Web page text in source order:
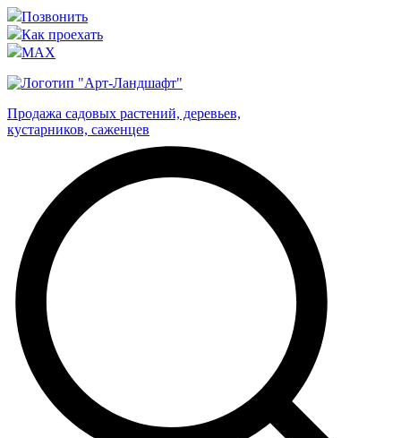
Позвонить
Как проехать
MAX
Продажа садовых растений, деревьев,
кустарников, саженцев